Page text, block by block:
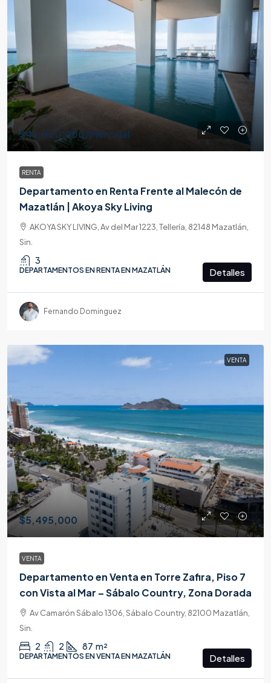
$46,500,000/Mensual
RENTA
Departamento en Renta Frente al Malecón de
Mazatlán | Akoya Sky Living
AKOYA SKY LIVING, Av del Mar 1223, Tellería, 82148 Mazatlán,
Sin.
3
DEPARTAMENTOS EN RENTA EN MAZATLÁN Detalles
Fernando Dominguez
VENTA
$5,495,000
VENTA
Departamento en Venta en Torre Zafira, Piso 7
con Vista al Mar – Sábalo Country, Zona Dorada
Av Camarón Sábalo 1306, Sábalo Country, 82100 Mazatlán,
Sin.
2 2 87 m²
DEPARTAMENTOS EN VENTA EN MAZATLÁN Detalles